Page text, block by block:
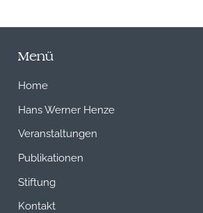
Menü
Home
Hans Werner Henze
Veranstaltungen
Publikationen
Stiftung
Kontakt